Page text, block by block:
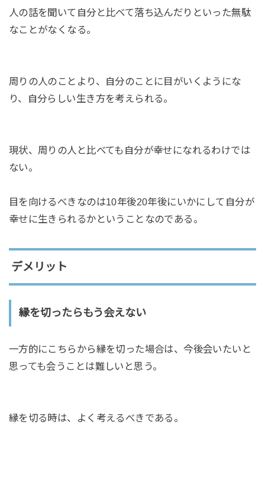
人の話を聞いて自分と比べて落ち込んだりといった無駄
なことがなくなる。
周りの人のことより、自分のことに目がいくようにな
り、自分らしい生き方を考えられる。
現状、周りの人と比べても自分が幸せになれるわけでは
ない。
目を向けるべきなのは10年後20年後にいかにして自分が
幸せに生きられるかということなのである。
デメリット
縁を切ったらもう会えない
一方的にこちらから縁を切った場合は、今後会いたいと
思っても会うことは難しいと思う。
縁を切る時は、よく考えるべきである。